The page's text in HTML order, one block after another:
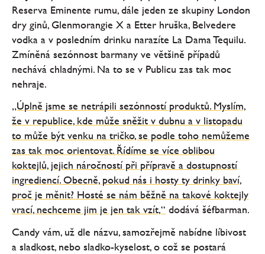
Reserva Eminente rumu, dále jeden ze skupiny London
dry ginů, Glenmorangie X a Etter hruška, Belvedere
vodka a v posledním drinku narazíte La Dama Tequilu.
Zmíněná sezónnost barmany ve většině případů
nechává chladnými. Na to se v Publicu zas tak moc
nehraje.
„Úplně jsme se netrápili sezónností produktů. Myslím,
že v republice, kde může sněžit v dubnu a v listopadu
to může být venku na tričko, se podle toho nemůžeme
zas tak moc orientovat. Řídíme se více oblibou
koktejlů, jejich náročností při přípravě a dostupností
ingrediencí. Obecně, pokud nás i hosty ty drinky baví,
proč je měnit? Hosté se nám běžně na takové koktejly
vrací, nechceme jim je jen tak vzít,“ dodává šéfbarman.
Candy vám, už dle názvu, samozřejmě nabídne líbivost
a sladkost, nebo sladko-kyselost, o což se postará